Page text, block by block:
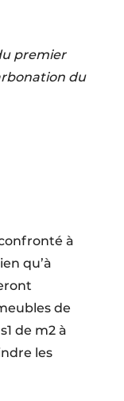
premier
du
à
qu’à
de
de m2 à
les